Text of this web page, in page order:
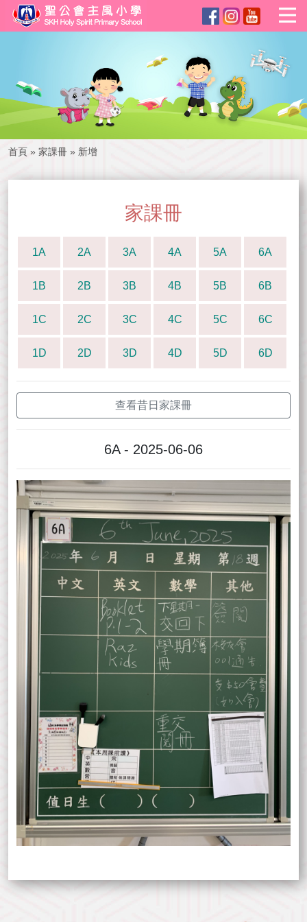
首頁 » 家課冊 » 新增
家課冊
1A 2A 3A 4A 5A 6A
1B 2B 3B 4B 5B 6B
1C 2C 3C 4C 5C 6C
1D 2D 3D 4D 5D 6D
查看昔日家課冊
6A - 2025-06-06